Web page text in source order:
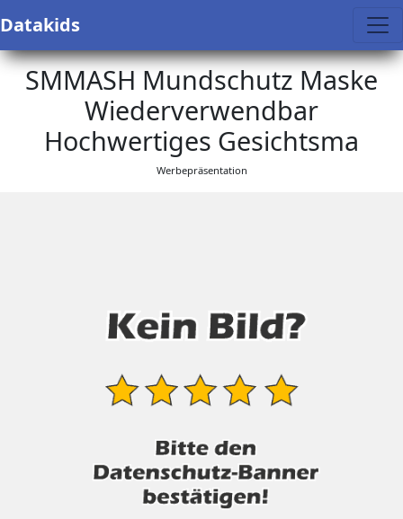
Datakids
SMMASH Mundschutz Maske
Wiederverwendbar
Hochwertiges Gesichtsma
Werbepräsentation